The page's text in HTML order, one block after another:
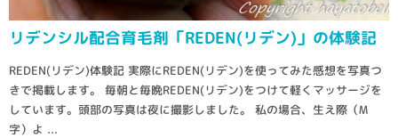
リデンシル配合育毛剤「REDEN(リデン)」の体験記
REDEN(リデン)体験記 実際にREDEN(リデン)を使ってみた感想を写真つ
きで掲載します。 毎朝と毎晩REDEN(リデン)をつけて軽くマッサージを
しています。頭部の写真は夜に撮影しました。 私の場合、生え際（M
字）よ ...